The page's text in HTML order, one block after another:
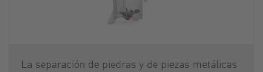
La separación de piedras y de piezas metálicas